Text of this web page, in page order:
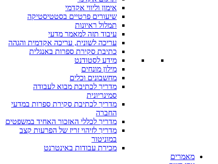
אימון וליווי אקדמי
שיעורים פרטיים בסטטיסטיקה
תמלול ראיונות
עיבוד תזה למאמר מדעי
עריכה לשונית, עריכה אקדמית והגהה
כתיבת סקירת ספרות באנגלית
מידע לסטודנט
מילון מונחים
מחשבונים וכלים
מדריך לכתיבת מבוא לעבודה
סמינריונית
מדריך לכתיבת סקירת ספרות במדעי
החברה
מדריך לכללי האזכור האחיד במשפטים
מדריך לזיהוי זריז של הפרעות קצב
במוניטור
מכירת עבודות באינטרנט
מאמרים